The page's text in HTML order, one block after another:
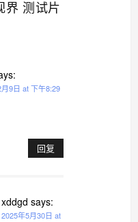
界 测试片
9日 at 下午8:29
回复
xddgd says:
2025年5月30日 at